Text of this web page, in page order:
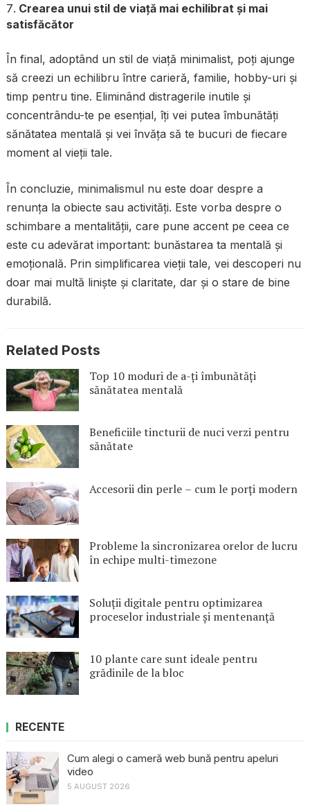
Crearea unui stil de viață mai echilibrat și mai
satisfăcător
În final, adoptând un stil de viață minimalist, poți ajunge
să creezi un echilibru între carieră, familie, hobby-uri și
timp pentru tine. Eliminând distragerile inutile și
concentrându-te pe esențial, îți vei putea îmbunătăți
sănătatea mentală și vei învăța să te bucuri de fiecare
moment al vieții tale.
În concluzie, minimalismul nu este doar despre a
renunța la obiecte sau activități. Este vorba despre o
schimbare a mentalității, care pune accent pe ceea ce
este cu adevărat important: bunăstarea ta mentală și
emoțională. Prin simplificarea vieții tale, vei descoperi nu
doar mai multă liniște și claritate, dar și o stare de bine
durabilă.
Related Posts
Top 10 moduri de a-ți îmbunătăți
sănătatea mentală
Beneficiile tincturii de nuci verzi pentru
sănătate
Accesorii din perle – cum le porți modern
Probleme la sincronizarea orelor de lucru
în echipe multi-timezone
Soluții digitale pentru optimizarea
proceselor industriale și mentenanță
10 plante care sunt ideale pentru
grădinile de la bloc
RECENTE
Cum alegi o cameră web bună pentru apeluri
video
5 AUGUST 2026